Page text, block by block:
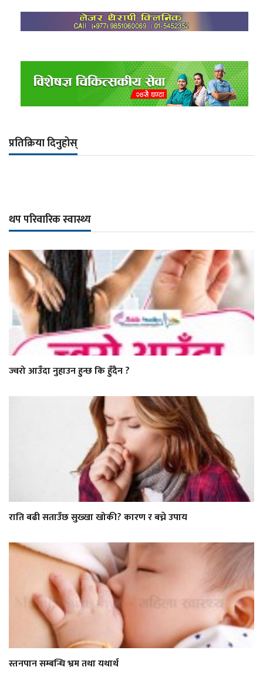
प्रतिक्रिया दिनुहोस्
थप परिवारिक स्वास्थ्य
ज्वरो आउँदा नुहाउन हुन्छ कि हुँदैन ?
राति बढी सताउँछ सुख्खा खोकी? कारण र बच्ने उपाय
स्तनपान सम्बन्धि भ्रम तथा यथार्थ